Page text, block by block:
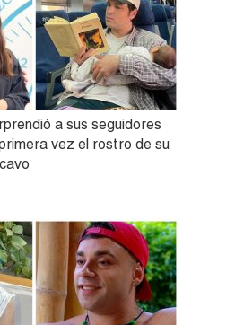
a sus seguidores
vez el rostro de su